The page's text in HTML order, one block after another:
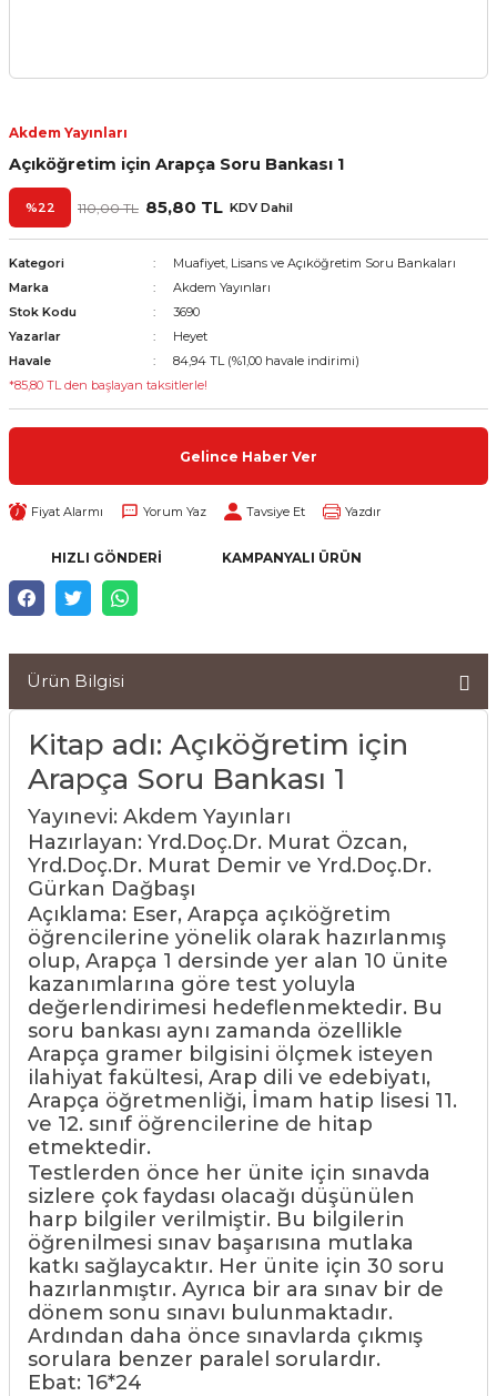
Akdem Yayınları
Açıköğretim için Arapça Soru Bankası 1
%22 110,00 TL 85,80 TL KDV Dahil
Kategori
Muafiyet, Lisans ve Açıköğretim Soru Bankaları
Marka
Akdem Yayınları
Stok Kodu
3690
Yazarlar
Heyet
Havale
84,94 TL (%1,00 havale indirimi)
*85,80 TL den başlayan taksitlerle!
Gelince Haber Ver
Fiyat Alarmı Yorum Yaz Tavsiye Et Yazdır
HIZLI GÖNDERI KAMPANYALI ÜRÜN
Ürün Bilgisi
Kitap adı: Açıköğretim için
Arapça Soru Bankası 1
Yayınevi: Akdem Yayınları
Hazırlayan: Yrd.Doç.Dr. Murat Özcan,
Yrd.Doç.Dr. Murat Demir ve Yrd.Doç.Dr.
Gürkan Dağbaşı
Açıklama: Eser, Arapça açıköğretim
öğrencilerine yönelik olarak hazırlanmış
olup, Arapça 1 dersinde yer alan 10 ünite
kazanımlarına göre test yoluyla
değerlendirimesi hedeflenmektedir. Bu
soru bankası aynı zamanda özellikle
Arapça gramer bilgisini ölçmek isteyen
ilahiyat fakültesi, Arap dili ve edebiyatı,
Arapça öğretmenliği, İmam hatip lisesi 11.
ve 12. sınıf öğrencilerine de hitap
etmektedir.
Testlerden önce her ünite için sınavda
sizlere çok faydası olacağı düşünülen
harp bilgiler verilmiştir. Bu bilgilerin
öğrenilmesi sınav başarısına mutlaka
katkı sağlaycaktır. Her ünite için 30 soru
hazırlanmıştır. Ayrıca bir ara sınav bir de
dönem sonu sınavı bulunmaktadır.
Ardından daha önce sınavlarda çıkmış
sorulara benzer paralel sorulardır.
Ebat: 16*24